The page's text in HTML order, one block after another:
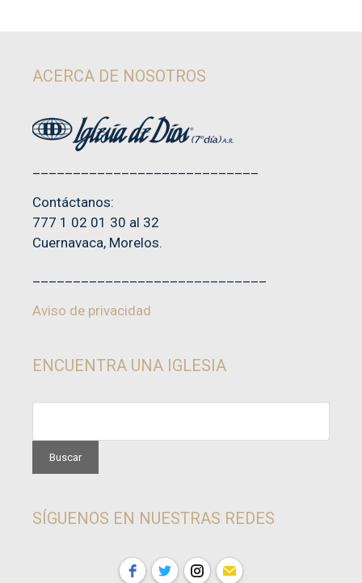
ACERCA DE NOSOTROS
Contáctanos:
777 1 02 01 30 al 32
Cuernavaca, Morelos.
Aviso de privacidad
ENCUENTRA UNA IGLESIA
SÍGUENOS EN NUESTRAS REDES